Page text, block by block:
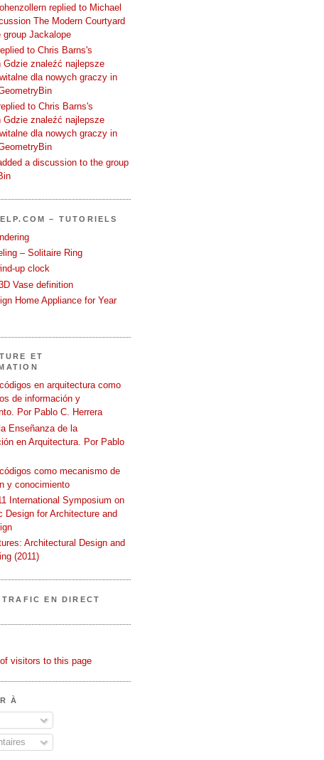
replied to Michael
The Modern Courtyard
group Jackalope
to Chris Barns's
Gdzie znaleźć najlepsze
dla nowych graczy in
to Chris Barns's
Gdzie znaleźć najlepsze
dla nowych graczy in
a discussion to the group
– TUTORIELS
– Solitaire Ring
up clock
Vase definition
Home Appliance for Year
ET
en arquitectura como
de información y
Por Pablo C. Herrera
Enseñanza de la
en Arquitectura. Por Pablo
como mecanismo de
y conocimiento
International Symposium on
Design for Architecture and
Architectural Design and
(2011)
EN DIRECT
À